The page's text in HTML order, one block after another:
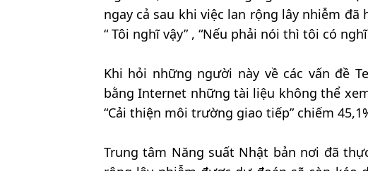
ngay cả sau khi việc lan rộng lây nhiễm
“ Tôi nghĩ vậy” , “Nếu phải nói thì tôi có
Khi hỏi những người này về các vấn đề
bằng Internet những tài liệu không thể
“Cải thiện môi trường giao tiếp” chiếm
Trung tâm Năng suất Nhật bản nơi đã